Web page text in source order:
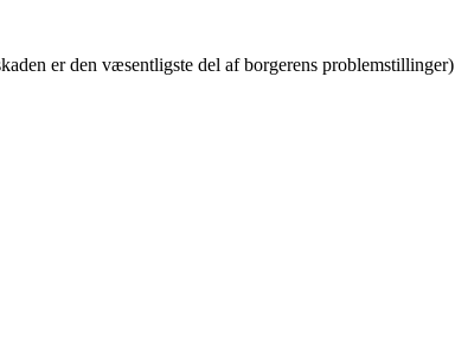
er den væsentligste del af borgerens problemstillinger)